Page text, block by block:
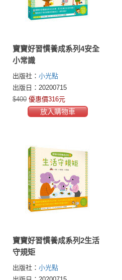
寶寶好習慣養成系列4安全
小常識
出版社： 小光點
出版日：20200715
$400 優惠價316元
放入購物車
寶寶好習慣養成系列2生活
守規矩
出版社： 小光點